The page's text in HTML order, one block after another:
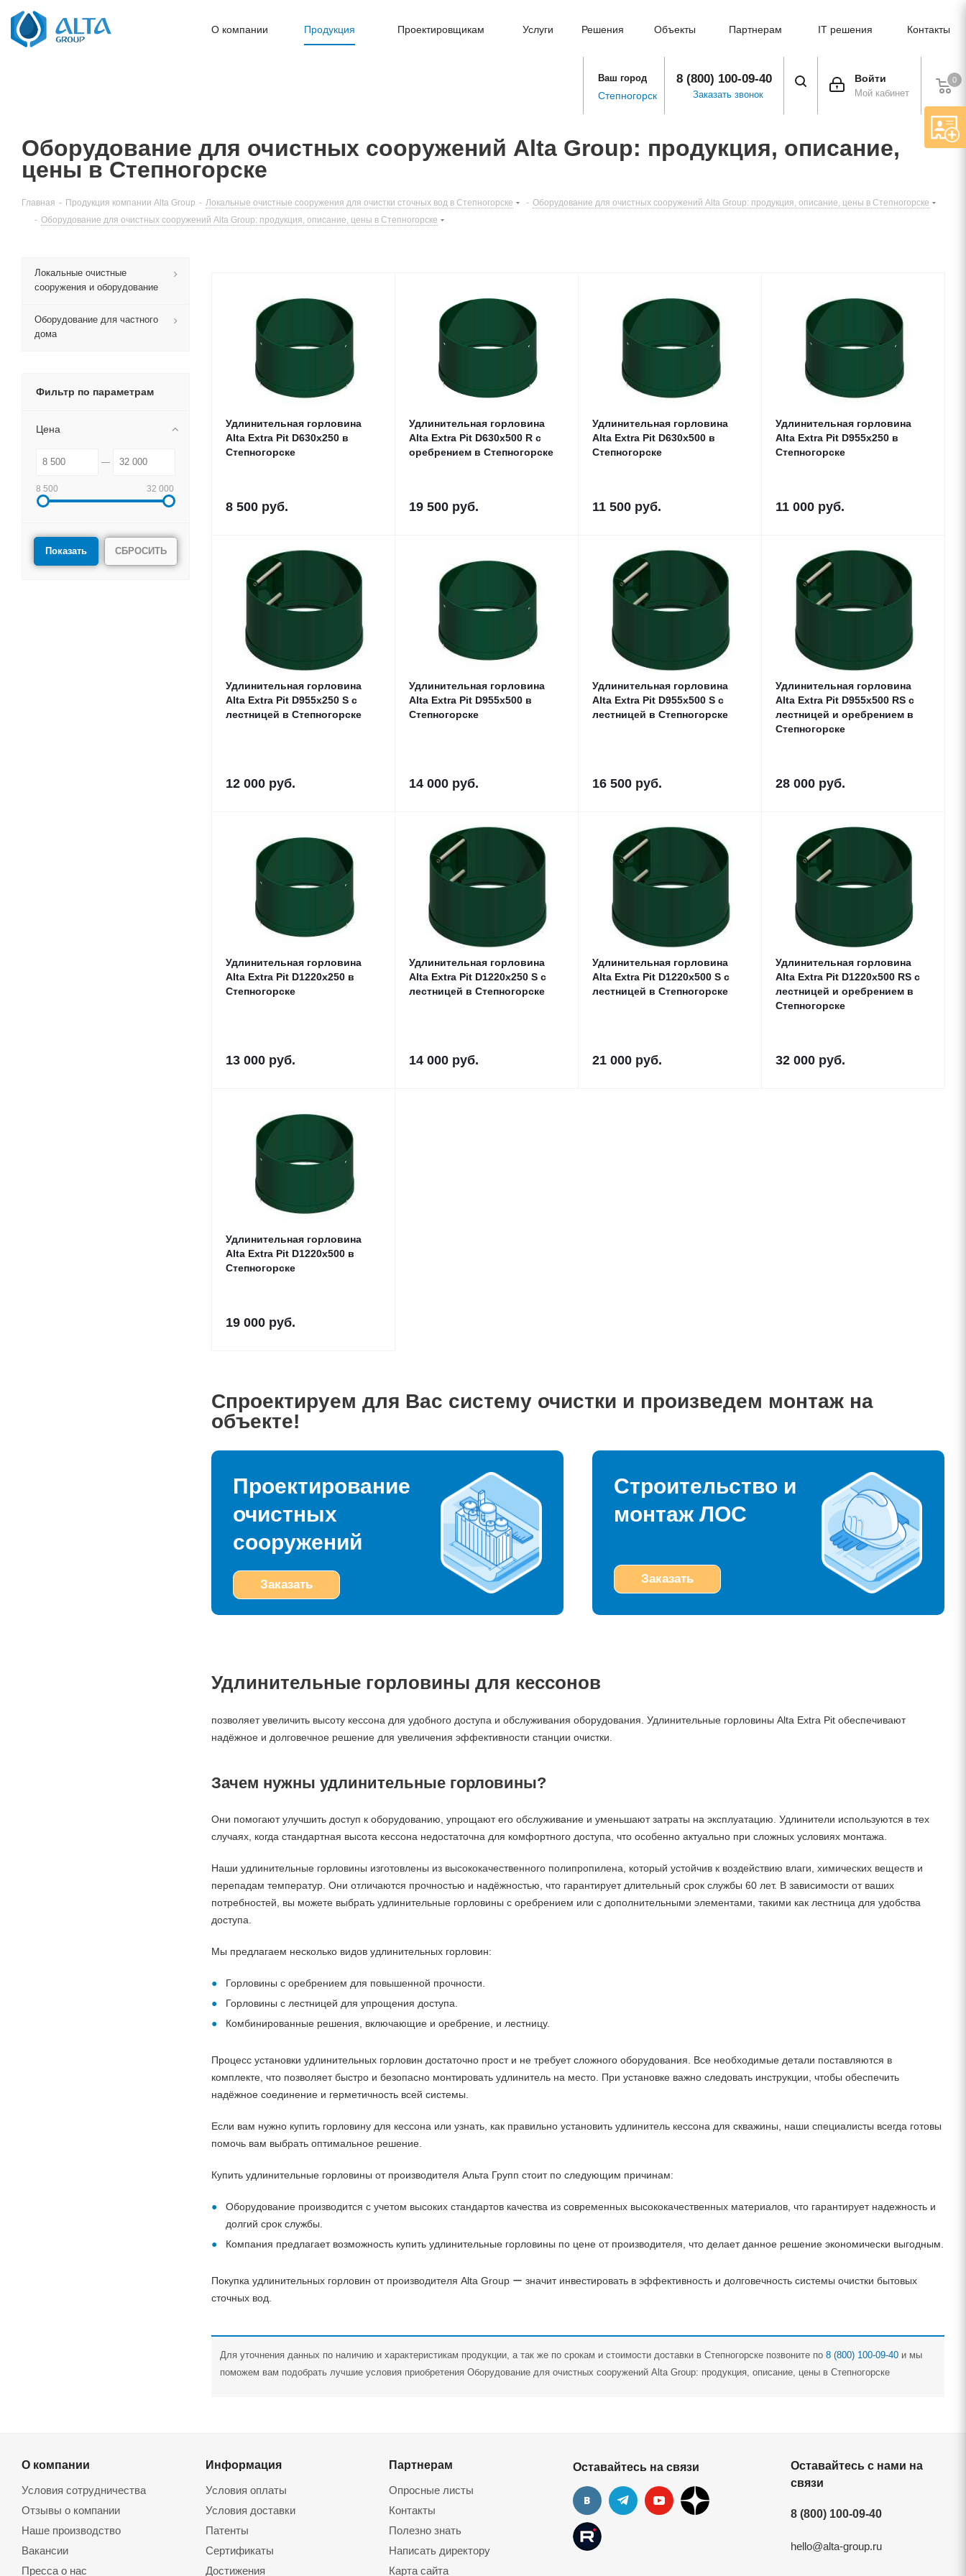
О компании Продукция Проектировщикам Услуги Решения Объекты Партнерам IT решения Контакты
0
Войти
Мой кабинет
8 (800) 100-09-40
Заказать звонок
Ваш город
Степногорск
Оборудование для очистных сооружений Alta Group: продукция, описание,
цены в Степногорске
Главная - Продукция компании Alta Group - Локальные очистные сооружения для очистки сточных вод в Степногорске - Оборудование для очистных сооружений Alta Group: продукция, описание, цены в Степногорске
- Оборудование для очистных сооружений Alta Group: продукция, описание, цены в Степногорске
Удлинительная горловина
Alta Extra Pit D630x250 в
Степногорске
8 500 руб.
Удлинительная горловина
Alta Extra Pit D630x500 R с
оребрением в Степногорске
19 500 руб.
Удлинительная горловина
Alta Extra Pit D630x500 в
Степногорске
11 500 руб.
Удлинительная горловина
Alta Extra Pit D955x250 в
Степногорске
11 000 руб.
Удлинительная горловина
Alta Extra Pit D955x250 S с
лестницей в Степногорске
12 000 руб.
Удлинительная горловина
Alta Extra Pit D955x500 в
Степногорске
14 000 руб.
Удлинительная горловина
Alta Extra Pit D955x500 S с
лестницей в Степногорске
16 500 руб.
Удлинительная горловина
Alta Extra Pit D955x500 RS с
лестницей и оребрением в
Степногорске
28 000 руб.
Удлинительная горловина
Alta Extra Pit D1220x250 в
Степногорске
13 000 руб.
Удлинительная горловина
Alta Extra Pit D1220x250 S с
лестницей в Степногорске
14 000 руб.
Удлинительная горловина
Alta Extra Pit D1220x500 S с
лестницей в Степногорске
21 000 руб.
Удлинительная горловина
Alta Extra Pit D1220x500 RS с
лестницей и оребрением в
Степногорске
32 000 руб.
Удлинительная горловина
Alta Extra Pit D1220x500 в
Степногорске
19 000 руб.
Спроектируем для Вас систему очистки и произведем монтаж на
объекте!
Проектирование
очистных
сооружений
Заказать
Строительство и
монтаж ЛОС
Заказать
Удлинительные горловины для кессонов
позволяет увеличить высоту кессона для удобного доступа и обслуживания оборудования. Удлинительные горловины Alta Extra Pit обеспечивают
надёжное и долговечное решение для увеличения эффективности станции очистки.
Зачем нужны удлинительные горловины?
Они помогают улучшить доступ к оборудованию, упрощают его обслуживание и уменьшают затраты на эксплуатацию. Удлинители используются в тех
случаях, когда стандартная высота кессона недостаточна для комфортного доступа, что особенно актуально при сложных условиях монтажа.
Наши удлинительные горловины изготовлены из высококачественного полипропилена, который устойчив к воздействию влаги, химических веществ и
перепадам температур. Они отличаются прочностью и надёжностью, что гарантирует длительный срок службы 60 лет. В зависимости от ваших
потребностей, вы можете выбрать удлинительные горловины с оребрением или с дополнительными элементами, такими как лестница для удобства
доступа.
Мы предлагаем несколько видов удлинительных горловин:
Горловины с оребрением для повышенной прочности.
Горловины с лестницей для упрощения доступа.
Комбинированные решения, включающие и оребрение, и лестницу.
Процесс установки удлинительных горловин достаточно прост и не требует сложного оборудования. Все необходимые детали поставляются в
комплекте, что позволяет быстро и безопасно монтировать удлинитель на место. При установке важно следовать инструкции, чтобы обеспечить
надёжное соединение и герметичность всей системы.
Если вам нужно купить горловину для кессона или узнать, как правильно установить удлинитель кессона для скважины, наши специалисты всегда готовы
помочь вам выбрать оптимальное решение.
Купить удлинительные горловины от производителя Альта Групп стоит по следующим причинам:
Оборудование производится с учетом высоких стандартов качества из современных высококачественных материалов, что гарантирует надежность и
долгий срок службы.
Компания предлагает возможность купить удлинительные горловины по цене от производителя, что делает данное решение экономически выгодным.
Покупка удлинительных горловин от производителя Alta Group ー значит инвестировать в эффективность и долговечность системы очистки бытовых
сточных вод.
Для уточнения данных по наличию и характеристикам продукции, а так же по срокам и стоимости доставки в Степногорске позвоните по 8 (800) 100-09-40 и мы
поможем вам подобрать лучшие условия приобретения Оборудование для очистных сооружений Alta Group: продукция, описание, цены в Степногорске
Локальные очистные
сооружения и оборудование
Оборудование для частного
дома
Фильтр по параметрам
Цена
8 500 32 000
СБРОСИТЬ
О компании
Условия сотрудничества
Отзывы о компании
Наше производство
Вакансии
Пресса о нас
Информация
Условия оплаты
Условия доставки
Патенты
Сертификаты
Достижения
Партнерам
Опросные листы
Контакты
Полезно знать
Написать директору
Карта сайта
Оставайтесь на связи
Оставайтесь с нами на
связи
8 (800) 100-09-40
hello@alta-group.ru